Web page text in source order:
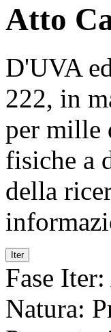
Atto
D'UVA
222, in
per mille
fisiche a
della
Iter
Fase Iter:
Natura: